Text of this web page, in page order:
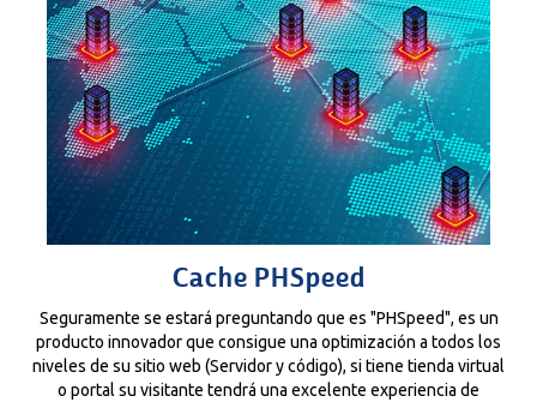
Cache PHSpeed
Seguramente se estará preguntando que es "PHSpeed", es un
producto innovador que consigue una optimización a todos los
niveles de su sitio web (Servidor y código), si tiene tienda virtual
o portal su visitante tendrá una excelente experiencia de